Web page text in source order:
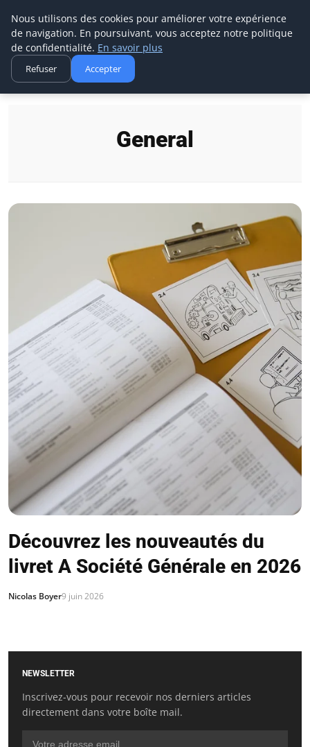
Aecme
Accueil General
General
Découvrez les nouveautés du
livret A Société Générale en 2026
Nicolas Boyer9 juin 2026
NEWSLETTER
Inscrivez-vous pour recevoir nos derniers articles
directement dans votre boîte mail.
Nous utilisons des cookies pour améliorer votre expérience
de navigation. En poursuivant, vous acceptez notre politique
de confidentialité. En savoir plus
Refuser Accepter